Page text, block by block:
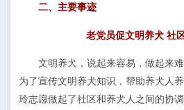
二、主要事迹
老党员促文明养犬 社
文明养犬，说起来容易，做起来
为了宣传文明养犬知识，帮助养犬人
玲志愿做起了社区和养犬人之间的协